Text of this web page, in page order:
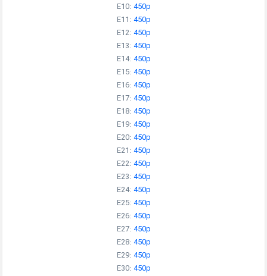
E10:450p
E11:450p
E12:450p
E13:450p
E14:450p
E15:450p
E16:450p
E17:450p
E18:450p
E19:450p
E20:450p
E21:450p
E22:450p
E23:450p
E24:450p
E25:450p
E26:450p
E27:450p
E28:450p
E29:450p
E30:450p